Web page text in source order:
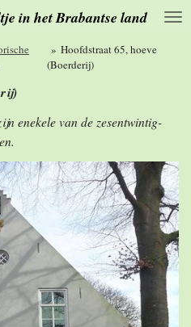
in het Brabantse land
» Hoofdstraat 65, hoeve
(Boerderij)
enekele van de zesentwintig-